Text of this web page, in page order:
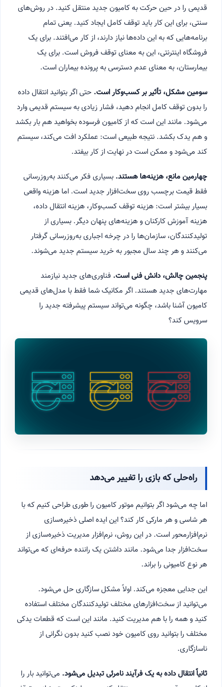
قدیمی را در حین حرکت به کامیون جدید منتقل کنید. در روش‌های
سنتی، برای این کار باید توقف کامل ایجاد کنید. یعنی تمام
برنامه‌هایی که به این داده‌ها نیاز دارند، از کار می‌افتند. برای یک
فروشگاه اینترنتی، این به معنای توقف فروش است. برای یک
بیمارستان، به معنای عدم دسترسی به پرونده بیماران است.
سومین مشکل، تأثیر بر کسب‌وکار است. حتی اگر بتوانید انتقال داده
را بدون توقف کامل انجام دهید، فشار زیادی به سیستم قدیمی وارد
می‌شود. مانند این است که از کامیون فرسوده بخواهید هم بار بکشد
و هم یدک بکشد. نتیجه طبیعی است: عملکرد افت می‌کند، سیستم
کند می‌شود و ممکن است در نهایت از کار بیفتد.
چهارمین مانع، هزینه‌ها هستند. بسیاری فکر می‌کنند به‌روزرسانی
فقط قیمت برچسب روی سخت‌افزار جدید است. اما هزینه واقعی
بسیار بیشتر است: هزینه توقف کسب‌وکار، هزینه انتقال داده،
هزینه آموزش کارکنان و هزینه‌های پنهان دیگر. بسیاری از
تولیدکنندگان، سازمان‌ها را در چرخه اجباری به‌روزرسانی گرفتار
می‌کنند و هر چند سال مجبور به خرید سیستم جدید می‌شوند.
پنجمین چالش، دانش فنی است. فناوری‌های جدید نیازمند
مهارت‌های جدید هستند. اگر مکانیک شما فقط با مدل‌های قدیمی
کامیون آشنا باشد، چگونه می‌تواند سیستم پیشرفته جدید را
سرویس کند؟
راه‌حلی که بازی را تغییر می‌دهد
اما چه می‌شود اگر بتوانیم موتور کامیون را طوری طراحی کنیم که با
هر شاسی و هر مارکی کار کند؟ این ایده اصلی ذخیره‌سازی
نرم‌افزارمحور است. در این روش، نرم‌افزار مدیریت ذخیره‌سازی از
سخت‌افزار جدا می‌شود. مانند داشتن یک راننده حرفه‌ای که می‌تواند
هر نوع کامیونی را براند.
این جدایی معجزه می‌کند. اولاً مشکل سازگاری حل می‌شود.
می‌توانید از سخت‌افزارهای مختلف تولیدکنندگان مختلف استفاده
کنید و همه را با هم مدیریت کنید. مانند این است که قطعات یدکی
مختلف را بتوانید روی کامیون خود نصب کنید بدون نگرانی از
ناسازگاری.
ثانیاً انتقال داده به یک فرآیند نامرئی تبدیل می‌شود. می‌توانید بار را